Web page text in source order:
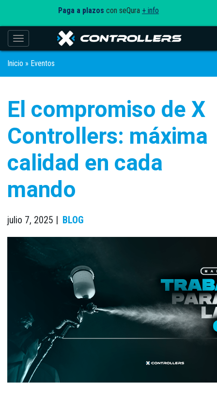
Paga a plazos con seQura + info
Toggle navigation
Inicio » Eventos
El compromiso de X
Controllers: máxima
calidad en cada
mando
julio 7, 2025 | BLOG